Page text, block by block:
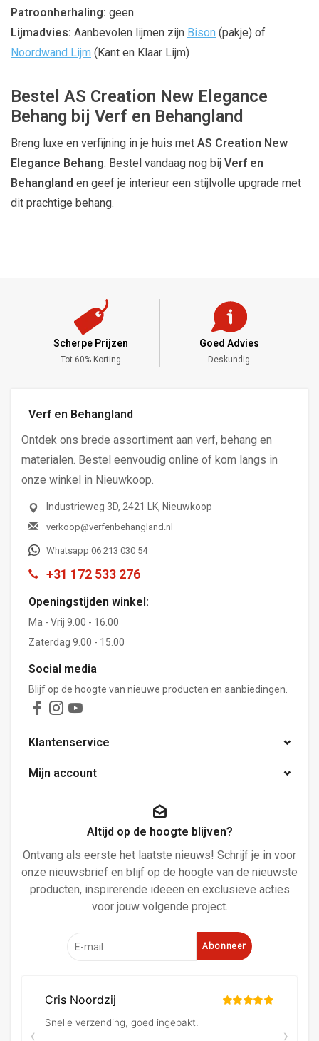
Patroonherhaling: geen
Lijmadvies: Aanbevolen lijmen zijn Bison (pakje) of
Noordwand Lijm (Kant en Klaar Lijm)
Bestel AS Creation New Elegance
Behang bij Verf en Behangland
Breng luxe en verfijning in je huis met AS Creation New
Elegance Behang. Bestel vandaag nog bij Verf en
Behangland en geef je interieur een stijlvolle upgrade met
dit prachtige behang.
Scherpe Prijzen
Tot 60% Korting
Goed Advies
Deskundig
Verf en Behangland
Ontdek ons brede assortiment aan verf, behang en
materialen. Bestel eenvoudig online of kom langs in
onze winkel in Nieuwkoop.
Industrieweg 3D, 2421 LK, Nieuwkoop
verkoop@verfenbehangland.nl
Whatsapp 06 213 030 54
+31 172 533 276
Openingstijden winkel:
Ma - Vrij 9.00 - 16.00
Zaterdag 9.00 - 15.00
Social media
Blijf op de hoogte van nieuwe producten en aanbiedingen.
Klantenservice
Mijn account
Altijd op de hoogte blijven?
Ontvang als eerste het laatste nieuws! Schrijf je in voor
onze nieuwsbrief en blijf op de hoogte van de nieuwste
producten, inspirerende ideeën en exclusieve acties
voor jouw volgende project.
Abonneer